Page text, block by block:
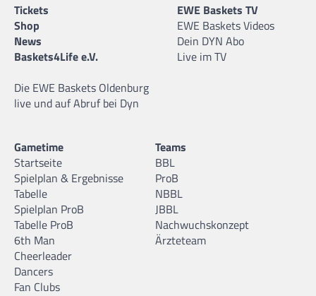
Tickets
Shop
News
Baskets4Life e.V.
Die EWE Baskets Oldenburg
live und auf Abruf bei Dyn
EWE Baskets TV
EWE Baskets Videos
Dein DYN Abo
Live im TV
Gametime
Startseite
Spielplan & Ergebnisse
Tabelle
Spielplan ProB
Tabelle ProB
6th Man
Cheerleader
Dancers
Fan Clubs
Teams
BBL
ProB
NBBL
JBBL
Nachwuchskonzept
Ärzteteam